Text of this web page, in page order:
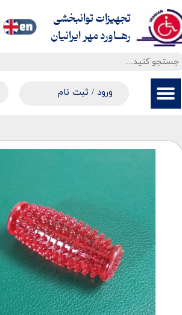
ورود / ثبت نام
حساب کاربری من
سفارشات
خروج از حساب کاربری
تجهیزات توانبخشی
​​​​​​​رهــاورد مهر ایرانیان